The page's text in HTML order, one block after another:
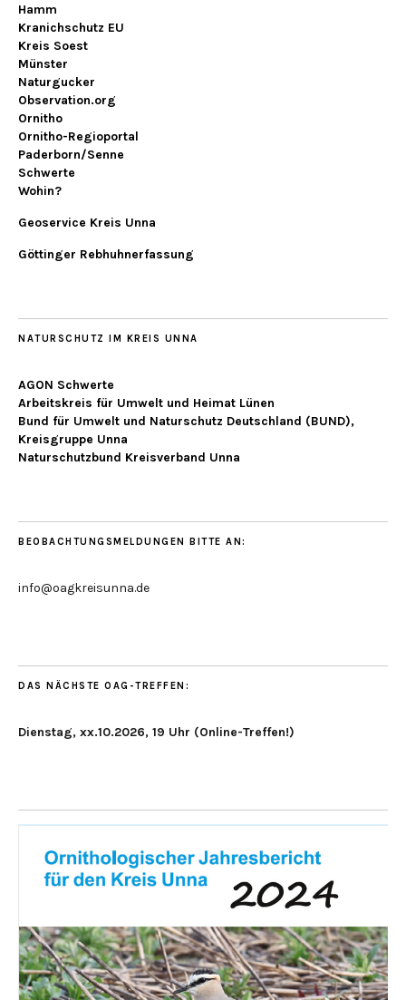
Hamm
Kranichschutz EU
Kreis Soest
Münster
Naturgucker
Observation.org
Ornitho
Ornitho-Regioportal
Paderborn/Senne
Schwerte
Wohin?
Geoservice Kreis Unna
Göttinger Rebhuhnerfassung
NATURSCHUTZ IM KREIS UNNA
AGON Schwerte
Arbeitskreis für Umwelt und Heimat Lünen
Bund für Umwelt und Naturschutz Deutschland (BUND),
Kreisgruppe Unna
Naturschutzbund Kreisverband Unna
BEOBACHTUNGSMELDUNGEN BITTE AN:
info@oagkreisunna.de
DAS NÄCHSTE OAG-TREFFEN:
Dienstag, xx.10.2026, 19 Uhr (Online-Treffen!)